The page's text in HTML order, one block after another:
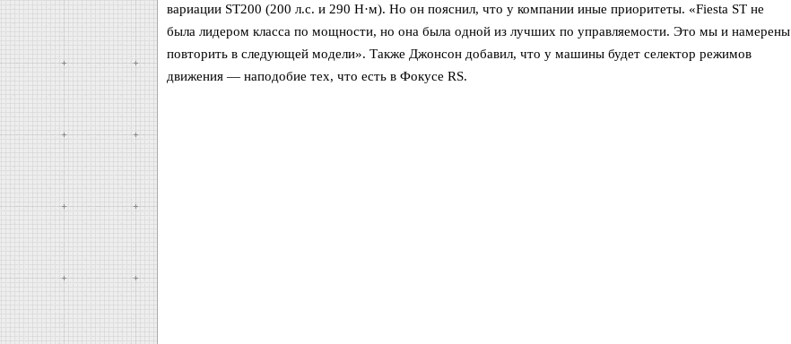
вариации ST200 (200 л.с. и 290 Н·м). Но он пояснил, что у компании иные приоритеты. «Fiesta ST не
была лидером класса по мощности, но она была одной из лучших по управляемости. Это мы и намерены
повторить в следующей модели». Также Джонсон добавил, что у машины будет селектор режимов
движения — наподобие тех, что есть в Фокусе RS.